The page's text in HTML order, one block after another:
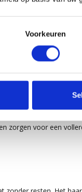
Voorkeuren
Deze lichte
zorgen voor een